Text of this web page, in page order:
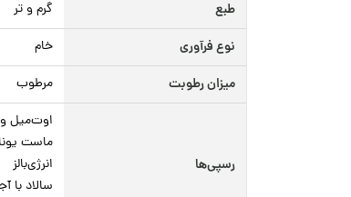
طبع گرم و تر
نوع فرآوری خام
میزان رطوبت مرطوب
رسپی‌ها
اوت‌میل و
ماست
انرژی‌بالز
سالاد با